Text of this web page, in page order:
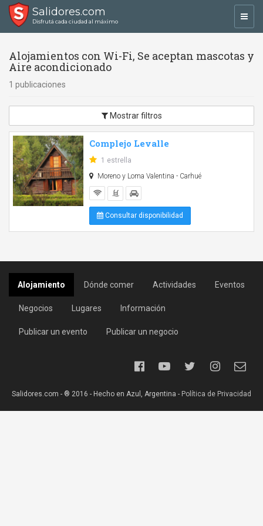
Salidores.com
Disfrutá cada ciudad al máximo
Alojamientos con Wi-Fi, Se aceptan mascotas y
Aire acondicionado
1 publicaciones
Mostrar filtros
Complejo Levalle
1 estrella
Moreno y Loma Valentina - Carhué
Consultar disponibilidad
Alojamiento Dónde comer Actividades Eventos
Negocios Lugares Información
Publicar un evento Publicar un negocio
Salidores.com - ® 2016 - Hecho en Azul, Argentina - Política de Privacidad